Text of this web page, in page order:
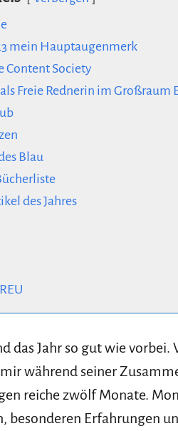
mein Hauptaugenmerk
Content Society
Freie Rednerin im
Blau
des Jahres
das Jahr so gut wie vorbei.
während seiner
reiche zwölf Monate.
besonderen Erfahrungen